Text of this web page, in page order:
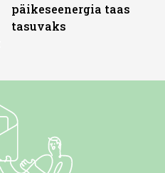
päikeseenergia taas
tasuvaks